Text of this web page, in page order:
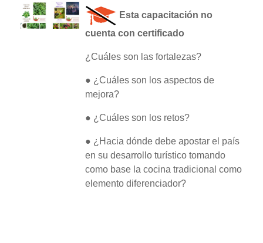
Esta capacitación no
cuenta con certificado
¿Cuáles son las fortalezas?
● ¿Cuáles son los aspectos de
mejora?
● ¿Cuáles son los retos?
● ¿Hacia dónde debe apostar el país
en su desarrollo turístico tomando
como base la cocina tradicional como
elemento diferenciador?